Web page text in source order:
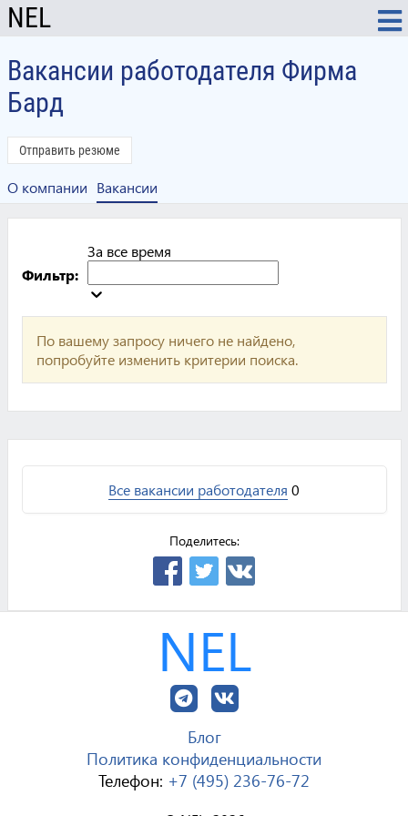
NEL
Вакансии работодателя Фирма
Бард
Отправить резюме
О компании Вакансии
Фильтр:
За все время
По вашему запросу ничего не найдено,
попробуйте изменить критерии поиска.
Все вакансии работодателя 0
Поделитесь:
NEL
Блог
Политика конфиденциальности
Телефон: +7 (495) 236-76-72